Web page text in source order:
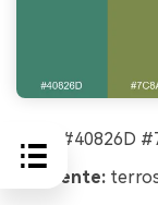
#40826D
Ambiente: